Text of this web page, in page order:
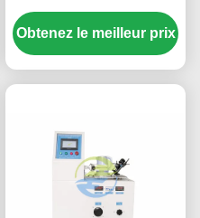
électrique
d'appareils/fer/insertion
sans fil de bouilloire et
Obtenez le meilleur prix